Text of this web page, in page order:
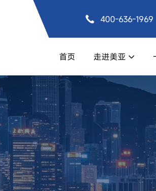
400-636-1969
首页 走进美亚